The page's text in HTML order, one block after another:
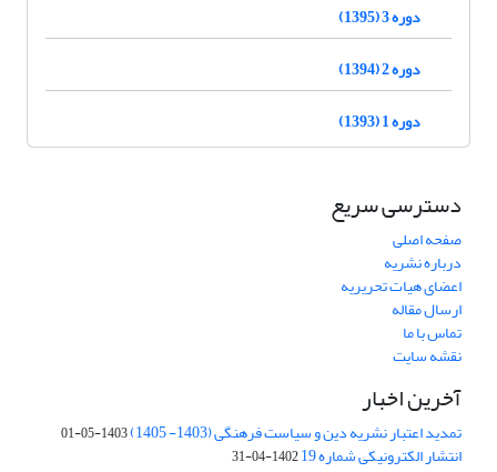
دوره 3 (1395)
دوره 2 (1394)
دوره 1 (1393)
دسترسی سریع
صفحه اصلی
درباره نشریه
اعضای هیات تحریریه
ارسال مقاله
تماس با ما
نقشه سایت
آخرین اخبار
تمدید اعتبار نشریه دین و سیاست فرهنگی (1403- 1405) 1403-05-01
انتشار الکترونیکی شماره 19 1402-04-31